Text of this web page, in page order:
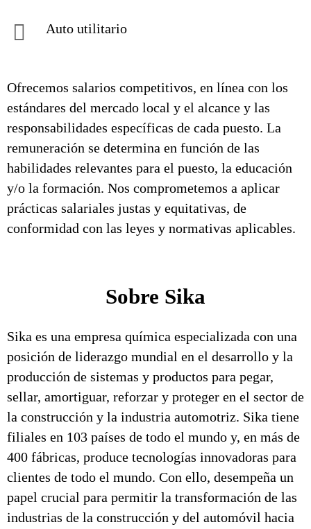
Auto utilitario
Ofrecemos salarios competitivos, en línea con los
estándares del mercado local y el alcance y las
responsabilidades específicas de cada puesto. La
remuneración se determina en función de las
habilidades relevantes para el puesto, la educación
y/o la formación. Nos comprometemos a aplicar
prácticas salariales justas y equitativas, de
conformidad con las leyes y normativas aplicables.
Sobre Sika
Sika es una empresa química especializada con una
posición de liderazgo mundial en el desarrollo y la
producción de sistemas y productos para pegar,
sellar, amortiguar, reforzar y proteger en el sector de
la construcción y la industria automotriz. Sika tiene
filiales en 103 países de todo el mundo y, en más de
400 fábricas, produce tecnologías innovadoras para
clientes de todo el mundo. Con ello, desempeña un
papel crucial para permitir la transformación de las
industrias de la construcción y del automóvil hacia